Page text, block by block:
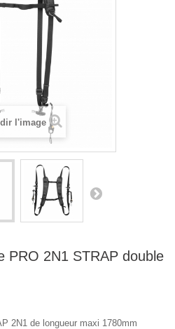
l'image
PRO 2N1 STRAP double
2N1 de longueur maxi 1780mm